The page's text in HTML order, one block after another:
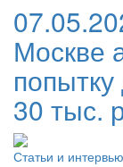
Москве
30 тыс.
Статьи и интервью